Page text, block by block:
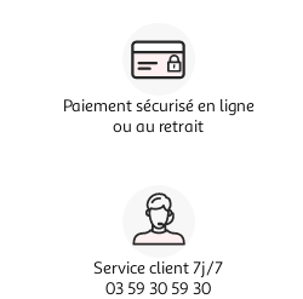
Paiement sécurisé en ligne
ou au retrait
Service client 7j/7
03 59 30 59 30